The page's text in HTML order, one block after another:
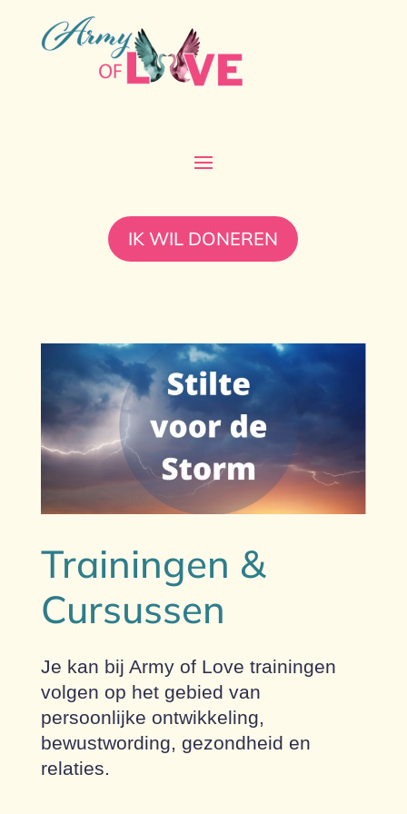
IK WIL DONEREN
Trainingen &
Cursussen
Je kan bij Army of Love trainingen
volgen op het gebied van
persoonlijke ontwikkeling,
bewustwording, gezondheid en
relaties.